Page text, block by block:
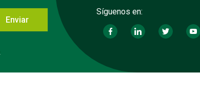
Enviar
Síguenos en: